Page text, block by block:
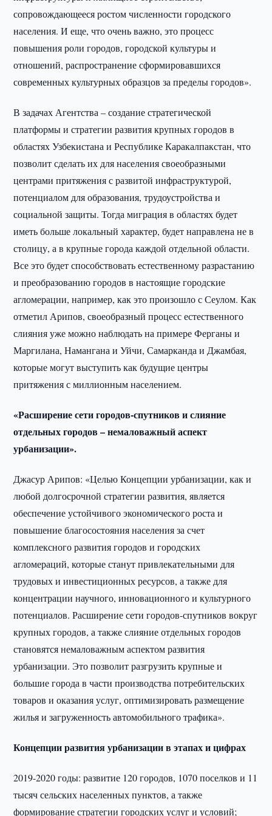
сопровождающееся ростом численности городского
населения. И еще, что очень важно, это процесс
повышения роли городов, городской культуры и
отношений, распространение сформировавшихся
современных культурных образцов за пределы городов».
В задачах Агентства – создание стратегической
платформы и стратегии развития крупных городов в
областях Узбекистана и Республике Каракалпакстан, что
позволит сделать их для населения своеобразными
центрами притяжения с развитой инфраструктурой,
потенциалом для образования, трудоустройства и
социальной защиты. Тогда миграция в областях будет
иметь больше локальный характер, будет направлена не в
столицу, а в крупные города каждой отдельной области.
Все это будет способствовать естественному разрастанию
и преобразованию городов в настоящие городские
агломерации, например, как это произошло с Сеулом. Как
отметил Арипов, своеобразный процесс естественного
слияния уже можно наблюдать на примере Ферганы и
Маргилана, Намангана и Уйчи, Самарканда и Джамбая,
которые могут выступить как будущие центры
притяжения с миллионным населением.
«Расширение сети городов-спутников и слияние
отдельных городов – немаловажный аспект
урбанизации».
Джасур Арипов: «Целью Концепции урбанизации, как и
любой долгосрочной стратегии развития, является
обеспечение устойчивого экономического роста и
повышение благосостояния населения за счет
комплексного развития городов и городских
агломераций, которые станут привлекательными для
трудовых и инвестиционных ресурсов, а также для
концентрации научного, инновационного и культурного
потенциалов. Расширение сети городов-спутников вокруг
крупных городов, а также слияние отдельных городов
становятся немаловажным аспектом развития
урбанизации. Это позволит разгрузить крупные и
большие города в части производства потребительских
товаров и оказания услуг, оптимизировать размещение
жилья и загруженность автомобильного трафика».
Концепции развития урбанизации в этапах и цифрах
2019-2020 годы: развитие 120 городов, 1070 поселков и 11
тысяч сельских населенных пунктов, а также
формирование стратегии городских услуг и условий;